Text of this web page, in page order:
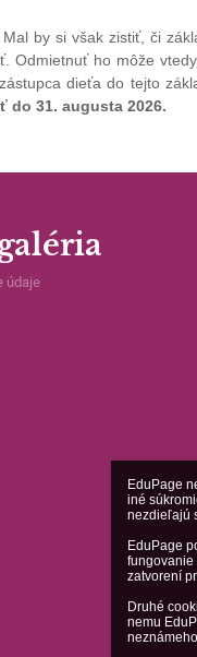
EduPage
iné
nezdieľajú
EduPage
fungovanie
zatvorení
Druhé
nemu
by si však zistiť, či
Odmietnuť ho môže
dieťa do tejto
31. augusta 2026.
údaje